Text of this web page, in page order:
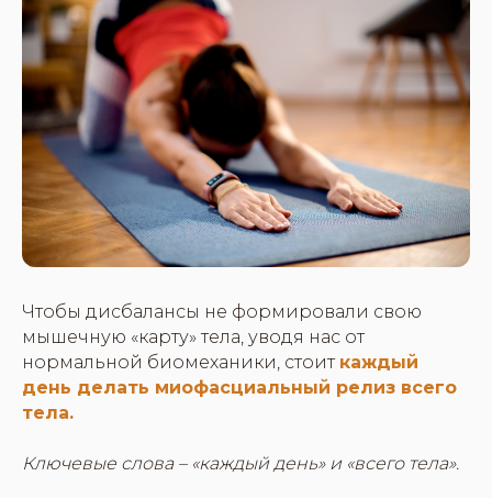
Чтобы дисбалансы не формировали свою
мышечную «карту» тела, уводя нас от
нормальной биомеханики, стоит каждый
день делать миофасциальный релиз всего
тела.
Ключевые слова – «каждый день» и «всего тела».